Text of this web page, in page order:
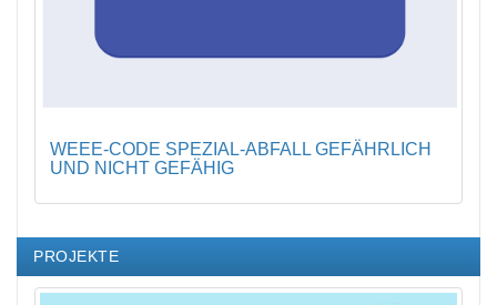
WEEE-CODE SPEZIAL-ABFALL GEFÄHRLICH
UND NICHT GEFÄHIG
PROJEKTE